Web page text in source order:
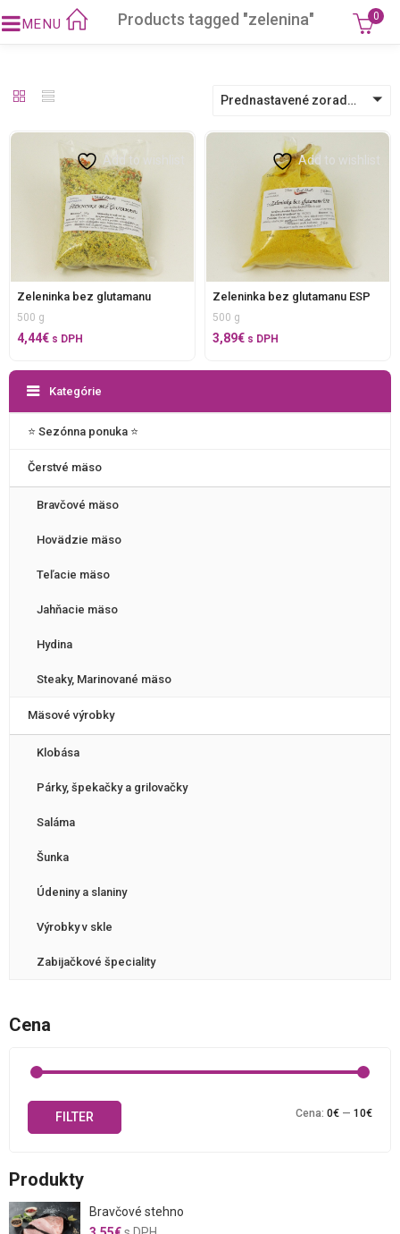
Products tagged "zelenina" 0
Prednastavené zoradenie
Add to wishlist
Zeleninka bez glutamanu
500 g
4,44€ s DPH
Add to wishlist
Zeleninka bez glutamanu ESP
500 g
3,89€ s DPH
Kategórie
⭐️ Sezónna ponuka ⭐️
Čerstvé mäso
Bravčové mäso
Hovädzie mäso
Teľacie mäso
Jahňacie mäso
Hydina
Steaky, Marinované mäso
Mäsové výrobky
Klobása
Párky, špekačky a grilovačky
Saláma
Šunka
Údeniny a slaniny
Výrobky v skle
Zabijačkové špeciality
Cena
FILTER Cena: 0€ — 10€
Produkty
Bravčové stehno